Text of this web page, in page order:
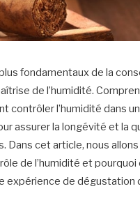
fondamentaux de la
de l’humidité.
contrôler l’humidité dans
assurer la longévité et la
Dans cet article, nous
de l’humidité et pourquoi
expérience de dégustation